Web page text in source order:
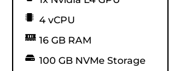
4 vCPU
16 GB RAM
100 GB NVMe Storage